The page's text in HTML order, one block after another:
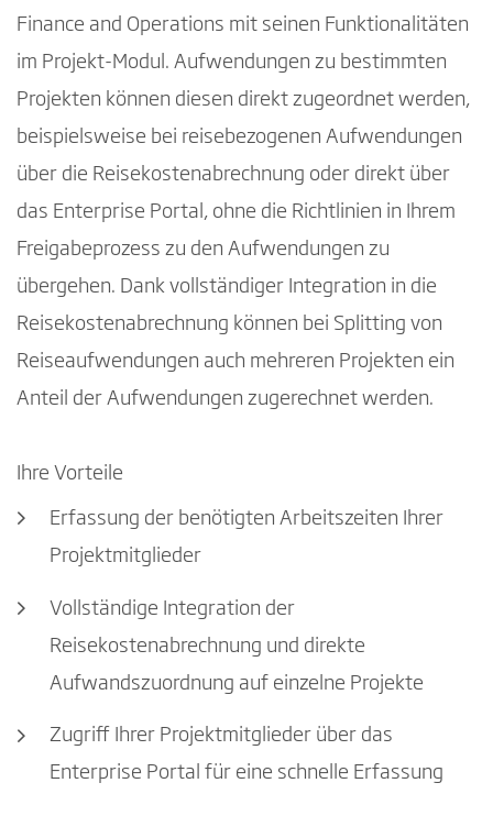
Finance and Operations mit seinen Funktionalitäten
im Projekt-Modul. Aufwendungen zu bestimmten
Projekten können diesen direkt zugeordnet werden,
beispielsweise bei reisebezogenen Aufwendungen
über die Reisekostenabrechnung oder direkt über
das Enterprise Portal, ohne die Richtlinien in Ihrem
Freigabeprozess zu den Aufwendungen zu
übergehen. Dank vollständiger Integration in die
Reisekostenabrechnung können bei Splitting von
Reiseaufwendungen auch mehreren Projekten ein
Anteil der Aufwendungen zugerechnet werden.
Ihre Vorteile
Erfassung der benötigten Arbeitszeiten Ihrer
Projektmitglieder
Vollständige Integration der
Reisekostenabrechnung und direkte
Aufwandszuordnung auf einzelne Projekte
Zugriff Ihrer Projektmitglieder über das
Enterprise Portal für eine schnelle Erfassung